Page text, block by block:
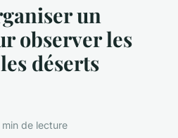
un
observer les
déserts
min de lecture